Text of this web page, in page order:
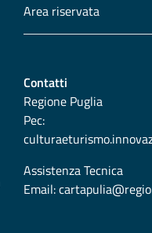
Area riservata
Contatti
Regione Puglia
Pec:
Assistenza Tecnica
Email: